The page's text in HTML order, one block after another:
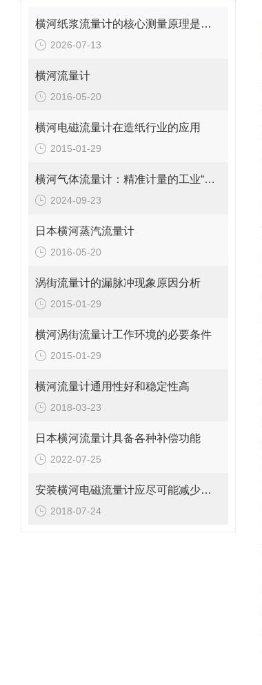
横河纸浆流量计的核心测量原理是什么？
2026-07-13
横河流量计
2016-05-20
横河电磁流量计在造纸行业的应用
2015-01-29
横河气体流量计：精准计量的工业“气流导师”
2024-09-23
日本横河蒸汽流量计
2016-05-20
涡街流量计的漏脉冲现象原因分析
2015-01-29
横河涡街流量计工作环境的必要条件
2015-01-29
横河流量计通用性好和稳定性高
2018-03-23
日本横河流量计具备各种补偿功能
2022-07-25
安装横河电磁流量计应尽可能减少弯管对测量准确性的影响
2018-07-24